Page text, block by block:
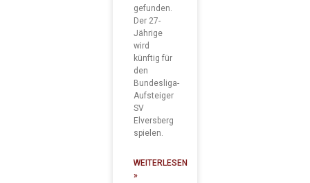
gefunden.
Der 27-
Jährige
wird
künftig für
den
Bundesliga-
Aufsteiger
SV
Elversberg
spielen.
WEITERLESEN
»